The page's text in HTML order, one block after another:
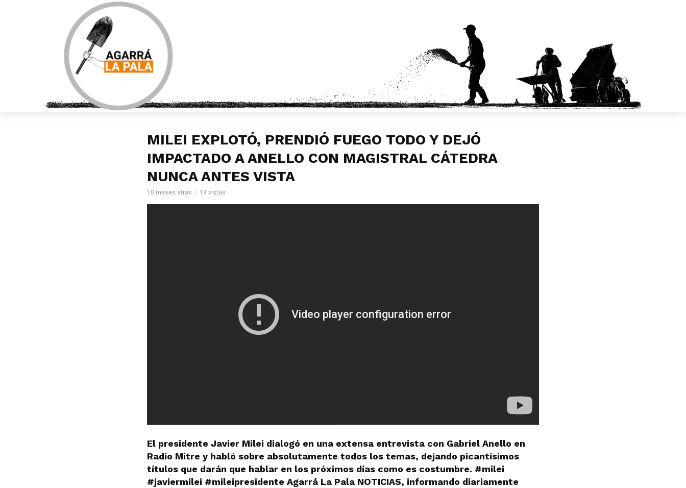
MILEI EXPLOTÓ, PRENDIÓ FUEGO TODO Y DEJÓ
IMPACTADO A ANELLO CON MAGISTRAL CÁTEDRA
NUNCA ANTES VISTA
10 meses atrás 19 vistas
El presidente Javier Milei dialogó en una extensa entrevista con Gabriel Anello en
Radio Mitre y habló sobre absolutamente todos los temas, dejando picantísimos
títulos que darán que hablar en los próximos días como es costumbre. #milei
#javiermilei #mileipresidente Agarrá La Pala NOTICIAS, informando diariamente